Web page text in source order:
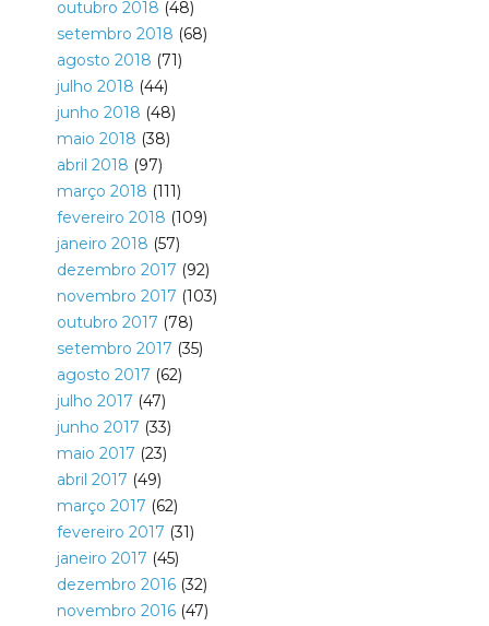
outubro 2018 (48)
setembro 2018 (68)
agosto 2018 (71)
julho 2018 (44)
junho 2018 (48)
maio 2018 (38)
abril 2018 (97)
março 2018 (111)
fevereiro 2018 (109)
janeiro 2018 (57)
dezembro 2017 (92)
novembro 2017 (103)
outubro 2017 (78)
setembro 2017 (35)
agosto 2017 (62)
julho 2017 (47)
junho 2017 (33)
maio 2017 (23)
abril 2017 (49)
março 2017 (62)
fevereiro 2017 (31)
janeiro 2017 (45)
dezembro 2016(32)
novembro 2016(47)